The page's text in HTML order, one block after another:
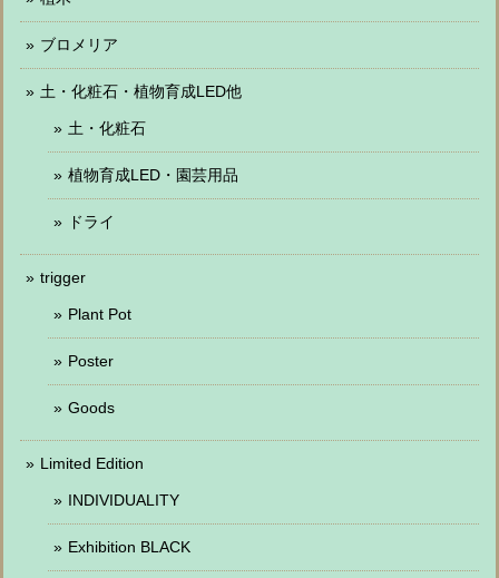
ブロメリア
土・化粧石・植物育成LED他
土・化粧石
植物育成LED・園芸用品
ドライ
trigger
Plant Pot
Poster
Goods
Limited Edition
INDIVIDUALITY
Exhibition BLACK